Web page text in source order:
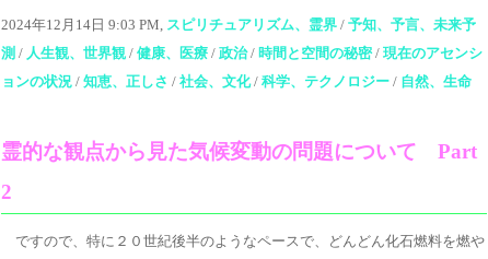
2024年12月14日 9:03 PM, スピリチュアリズム、霊界 / 予知、予言、未来予
測 / 人生観、世界観 / 健康、医療 / 政治/ 時間と空間の秘密/ 現在のアセンシ
ョンの状況 / 知恵、正しさ / 社会、文化/ 科学、テクノロジー / 自然、生命
霊的な観点から見た気候変動の問題について Part
2
ですので、特に２０世紀後半のようなペースで、どんどん化石燃料を燃や